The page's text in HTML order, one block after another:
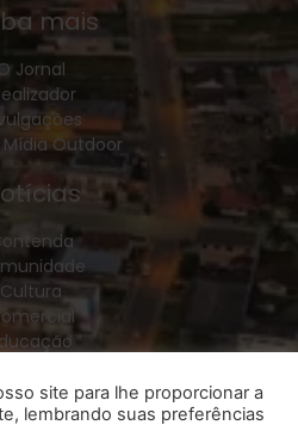
mais
Jornal
Mídia Outdoor
Cultura
Geral
Política
site para lhe proporcionar a
lembrando suas preferências